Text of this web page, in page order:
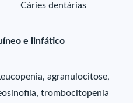
Cáries dentárias
e linfático
agranulocitose,
trombocitopenia